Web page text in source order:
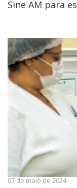
Sine AM para
07 de maio de 2024